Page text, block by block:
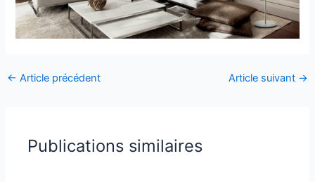
← Article précédent Article suivant →
Publications similaires